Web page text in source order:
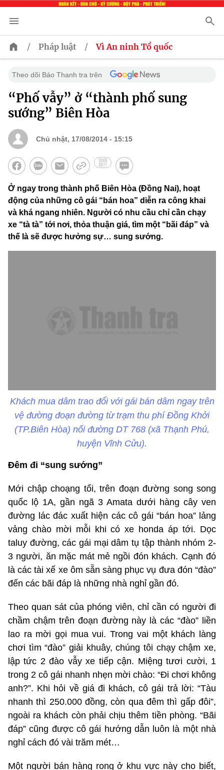
/ Pháp luật / Vì An ninh Tổ quốc
Theo dõi Báo Thanh tra trên
“Phố vẫy” ở “thành phố sung
sướng” Biên Hòa
Chủ nhật, 17/08/2014 - 15:15
Ở ngay trong thành phố Biên Hòa (Đồng Nai), hoạt
động của những cô gái “bán hoa” diễn ra công khai
và khá ngang nhiên. Người có nhu cầu chỉ cần chạy
xe “tà tà” tới nơi, thỏa thuận giá, tìm một “bãi đáp” và
thế là sẽ được hưởng sự… sung sướng.
Khách mua dâm trao đổi với gái bán dâm ngay trên
vệ đường đoạn đường từ trạm thu phí Đồng Khởi
(TP.Biên Hòa) nối đường DT 768 (xã Thạnh Phú,
huyện Vĩnh Cửu).
Đêm đi “sung sướng”
Mới chập choạng tối, trên đoạn đường song song
quốc lộ 1A, gần ngã 3 Amata dưới hàng cây ven
đường lác đác xuất hiện các cô gái “bán hoa” lảng
vảng chào mời mỗi khi có xe honda áp tới. Dọc
taluy đường, các gái mại dâm tụ tập thành nhóm 2-
3 người, ăn mặc mát mẻ ngồi đón khách. Cạnh đó
là các tài xế xe ôm sẵn sàng phục vụ đưa đón “đào”
đến các bãi đáp là những nhà nghỉ gần đó.
Theo quan sát của phóng viên, chỉ cần có người đi
chầm chậm trên đoạn đường này là các “đào” liền
lao ra mời gọi mua vui. Trong vai một khách làng
chơi tìm “đào” giải khuây, chúng tôi chạy chậm xe,
lập tức 2 đào vẫy xe tiếp cận. Miệng tươi cười, 1
trong 2 cô gái nhanh nhẹn mời chào: “Đi chơi không
anh?”. Khi hỏi về giá đi khách, cô gái trả lời: “Tàu
nhanh thì 250.000 đồng, còn qua đêm thì gấp đôi”,
ngoài ra khách còn phải chịu thêm tiền phòng. “Bãi
đáp” cũng được cô gái hướng dẫn luôn là một nhà
nghỉ cách đó vài trăm mét…
Một người bán hàng rong ở khu vực này cho biết,